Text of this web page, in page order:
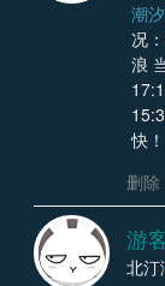
潮
况
浪
快！
删除
游
北汀